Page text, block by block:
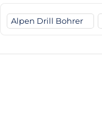
Alpen Drill Bohrer